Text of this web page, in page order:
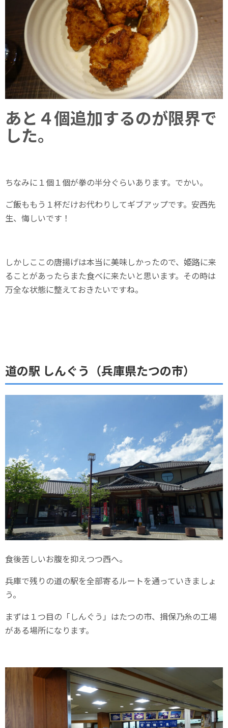
あと４個追加するのが限界で
した。
ちなみに１個１個が拳の半分ぐらいあります。でかい。
ご飯ももう１杯だけお代わりしてギブアップです。安西先
生、悔しいです！
しかしここの唐揚げは本当に美味しかったので、姫路に来
ることがあったらまた食べに来たいと思います。その時は
万全な状態に整えておきたいですね。
道の駅 しんぐう（兵庫県たつの市）
食後苦しいお腹を抑えつつ西へ。
兵庫で残りの道の駅を全部寄るルートを通っていきましょ
う。
まずは１つ目の「しんぐう」はたつの市、揖保乃糸の工場
がある場所になります。